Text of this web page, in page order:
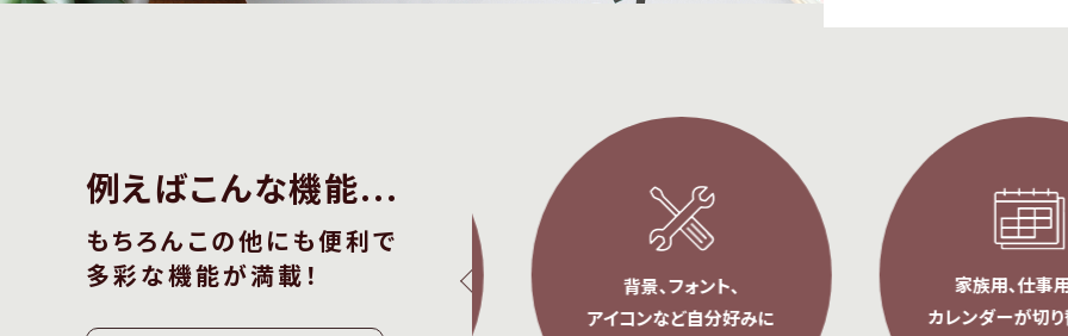
例えばこんな機能...
もちろんこの他にも便利で
多彩な機能が満載！
イベントカレンダーで
背景、フォント、
アイコンなど自分好みに
家族用、仕事用など
カレンダーが切り替